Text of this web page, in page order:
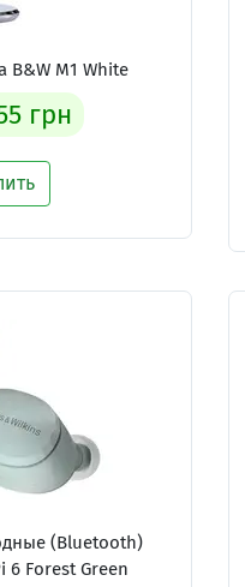
B&W M1 White
грн
(Bluetooth)
6 Forest Green